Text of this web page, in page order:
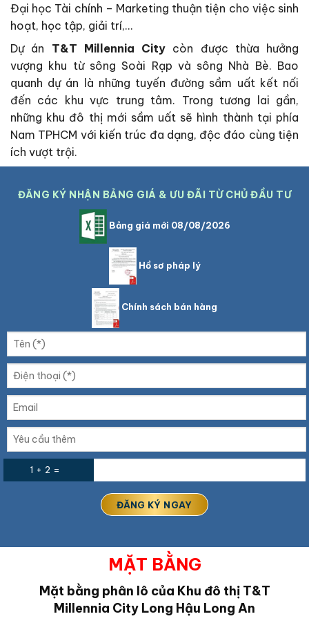
Đại học Tài chính – Marketing thuận tiện cho việc sinh
hoạt, học tập, giải trí,…
Dự án T&T Millennia City còn được thừa hưởng
vượng khu từ sông Soài Rạp và sông Nhà Bè. Bao
quanh dự án là những tuyến đường sầm uất kết nối
đến các khu vực trung tâm. Trong tương lai gần,
những khu đô thị mới sầm uất sẽ hình thành tại phía
Nam TPHCM với kiến trúc đa dạng, độc đáo cùng tiện
ích vượt trội.
ĐĂNG KÝ NHẬN BẢNG GIÁ & ƯU ĐÃI TỪ CHỦ ĐẦU TƯ
Bảng giá mới 08/08/2026
Hồ sơ pháp lý
Chính sách bán hàng
1 + 2 =
MẶT BẰNG
Mặt bằng phân lô của Khu đô thị T&T
Millennia City Long Hậu Long An